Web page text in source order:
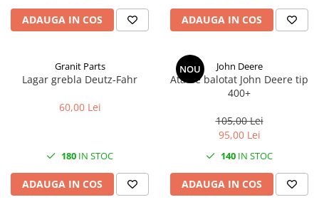
2. Piese Utilaje Agricole
2.1.1. Semănătoare
2.1.4. Grapă rotativă și cu discuri
ADAUGA IN COS ADAUGA IN COS
Granit Parts
Lagar grebla Deutz-Fahr
60,00 Lei
180 IN STOC
ADAUGA IN COS
NOU John Deere
Ata de balotat John Deere tip
400+
105,00 Lei
95,00 Lei
140 IN STOC
ADAUGA IN COS